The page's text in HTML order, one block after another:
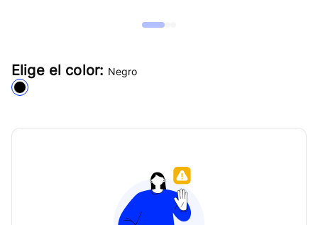
Elige el color: Negro